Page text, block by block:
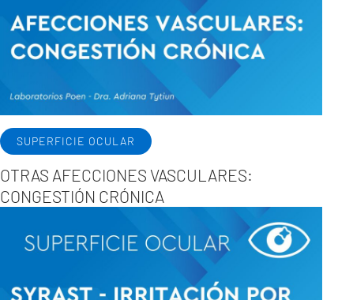
SUPERFICIE OCULAR
OTRAS AFECCIONES VASCULARES:
CONGESTIÓN CRÓNICA